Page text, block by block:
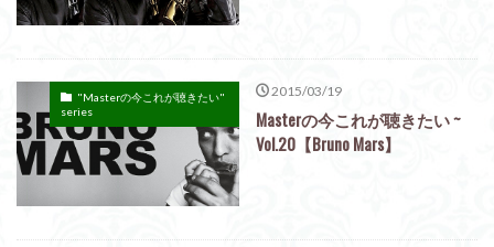
"Masterの今これが聴きたい"
series
2015/03/19
Masterの今これが聴きたい ~
Vol.20【Bruno Mars】